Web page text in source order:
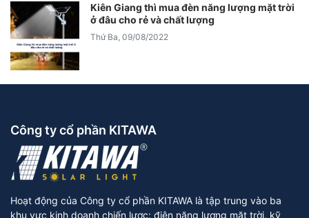
Kiên Giang thì mua đèn năng lượng mặt trời
ở đâu cho rẻ và chất lượng
Thứ Ba, 09/08/2022
Công ty cổ phần KITAWA
Hoạt động của Công ty cổ phần KITAWA là tập trung vào ba
khu vực kinh doanh chiến lược: điện năng lượng mặt trời, kỹ